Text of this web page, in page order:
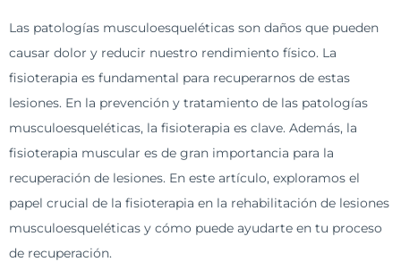
Las patologías musculoesqueléticas son daños que pueden
causar dolor y reducir nuestro rendimiento físico. La
fisioterapia es fundamental para recuperarnos de estas
lesiones. En la prevención y tratamiento de las patologías
musculoesqueléticas, la fisioterapia es clave. Además, la
fisioterapia muscular es de gran importancia para la
recuperación de lesiones. En este artículo, exploramos el
papel crucial de la fisioterapia en la rehabilitación de lesiones
musculoesqueléticas y cómo puede ayudarte en tu proceso
de recuperación.